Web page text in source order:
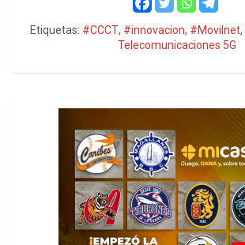
Etiquetas: #CCCT, #innovacion, #Movilnet,
Telecomunicaciones 5G